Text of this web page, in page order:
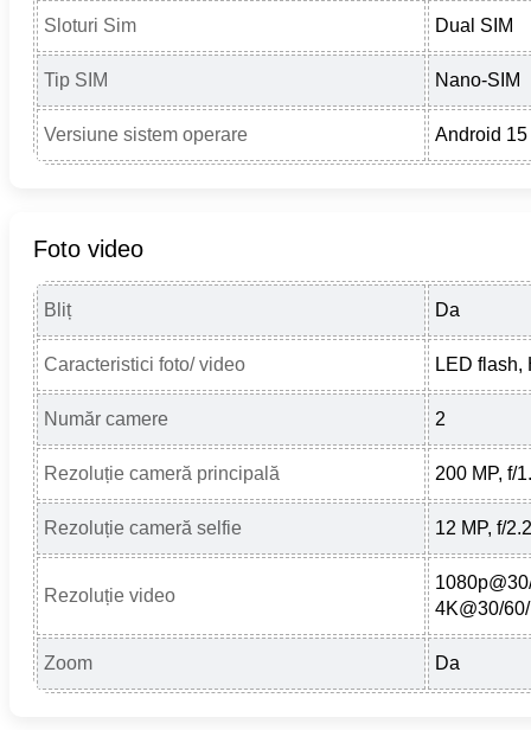
Sloturi Sim Dual SIM
Tip SIM Nano-SIM
Versiune sistem operare Android 15
Foto video
Bliț Da
Caracteristici foto/ video LED flash,
Număr camere 2
Rezoluție cameră principală 200 MP, f/
Rezoluție cameră selfie 12 MP, f/
Rezoluție video
4K@30/
Zoom Da